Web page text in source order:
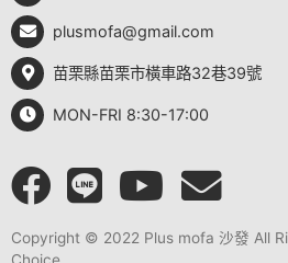
plusmofa@gmail.com
苗栗縣苗栗市橫車路32巷39號
MON-FRI 8:30-17:00
Copyright © 2022 Plus mofa 沙發 All
Choice